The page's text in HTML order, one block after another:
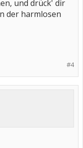
und drück' dir
der harmlosen
#4